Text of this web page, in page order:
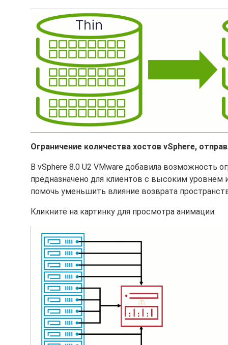
Ограничение количества хостов vSphere,
В vSphere 8.0 U2 VMware добавила возможность
предназначено для клиентов с высоким
помочь уменьшить влияние возврата
Кликните на картинку для просмотра анимации: